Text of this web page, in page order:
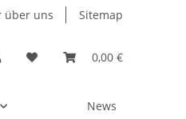
über uns Sitemap
0,00 €
News